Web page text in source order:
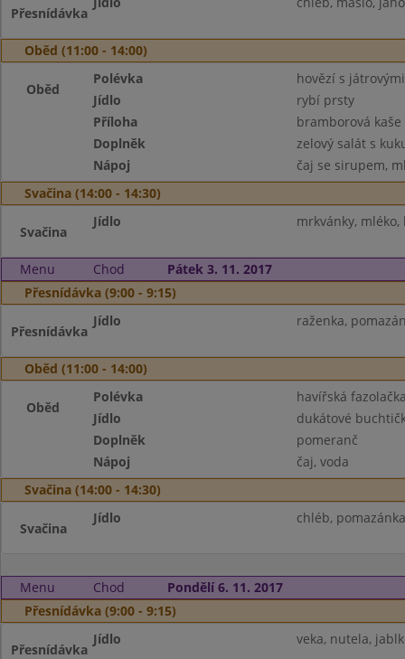
Přesnídávka
Oběd (11:00 - 14:00)
Oběd
Polévka
hovězí s
Jídlo
rybí prsty
Příloha
bramborová kaše
Doplněk
zelový salát s
Nápoj
čaj se sirupem,
Svačina (14:00 - 14:30)
Svačina
Jídlo mrkvánky, mléko,
Menu Chod
Pátek 3. 11. 2017
Přesnídávka (9:00 - 9:15)
Přesnídávka
Jídlo raženka,
Oběd (11:00 - 14:00)
Oběd
Polévka
havířská
Jídlo
dukátové
Doplněk
pomeranč
Nápoj
čaj, voda
Svačina (14:00 - 14:30)
Svačina
Jídlo chléb,
Menu Chod
Pondělí 6. 11. 2017
Přesnídávka (9:00 - 9:15)
Přesnídávka
Jídlo veka, nutela,